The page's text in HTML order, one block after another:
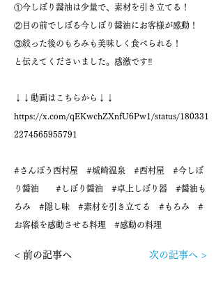
①今しぼり醤油は少量で、素材を引き立てる！
②目の前でしぼる今しぼり醤油にお客様が感動！
③絞った後のもろみも美味しく食べられる！
と伝えてくださいました。感激です‼️
↓↓動画はこちらから↓↓
https://x.com/qEKwchZXnfU6Pw1/status/180331
2274565955791
#さんぽう西村屋 #城崎温泉 #西村屋 #今しぼ
り醤油 #しぼり醤油 #卓上しぼり器 #醤油も
ろみ #隠し味 #素材を引き立てる #もろみ #
お客様を感動させる料理 #感動の料理
< 前の記事へ 次の記事へ >